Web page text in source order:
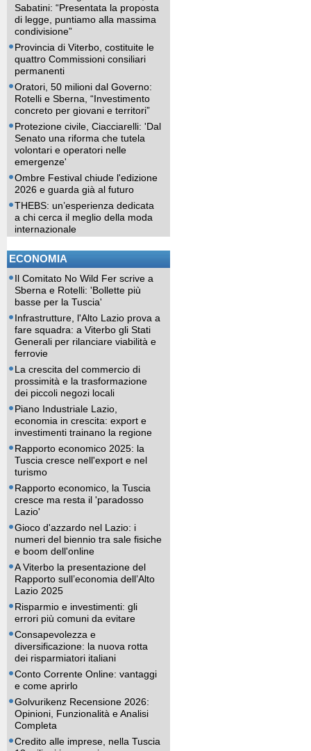
Sabatini: “Presentata la proposta
di legge, puntiamo alla massima
condivisione”
Provincia di Viterbo, costituite le
quattro Commissioni consiliari
permanenti
Oratori, 50 milioni dal Governo:
Rotelli e Sberna, “Investimento
concreto per giovani e territori”
Protezione civile, Ciacciarelli: 'Dal
Senato una riforma che tutela
volontari e operatori nelle
emergenze'
Ombre Festival chiude l'edizione
2026 e guarda già al futuro
THEBS: un’esperienza dedicata
a chi cerca il meglio della moda
internazionale
ECONOMIA
Il Comitato No Wild Fer scrive a
Sberna e Rotelli: 'Bollette più
basse per la Tuscia'
Infrastrutture, l'Alto Lazio prova a
fare squadra: a Viterbo gli Stati
Generali per rilanciare viabilità e
ferrovie
La crescita del commercio di
prossimità e la trasformazione
dei piccoli negozi locali
Piano Industriale Lazio,
economia in crescita: export e
investimenti trainano la regione
Rapporto economico 2025: la
Tuscia cresce nell'export e nel
turismo
Rapporto economico, la Tuscia
cresce ma resta il 'paradosso
Lazio'
Gioco d'azzardo nel Lazio: i
numeri del biennio tra sale fisiche
e boom dell'online
A Viterbo la presentazione del
Rapporto sull’economia dell’Alto
Lazio 2025
Risparmio e investimenti: gli
errori più comuni da evitare
Consapevolezza e
diversificazione: la nuova rotta
dei risparmiatori italiani
Conto Corrente Online: vantaggi
e come aprirlo
Golvurikenz Recensione 2026:
Opinioni, Funzionalità e Analisi
Completa
Credito alle imprese, nella Tuscia